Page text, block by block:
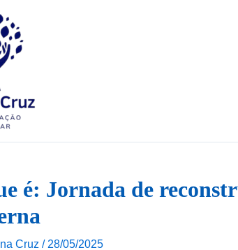
é: Jornada de
Cruz / 28/05/2025